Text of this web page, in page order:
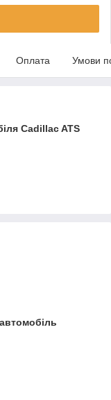
Оплата Умови
Cadillac ATS